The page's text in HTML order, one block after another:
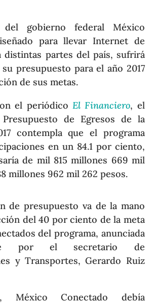
del gobierno federal México
para llevar Internet de
distintas partes del país, sufrirá
presupuesto para el año 2017
de sus metas.
el periódico El Financiero, el
de Egresos de la
contempla que el programa
en un 84.1 por ciento,
de mil 815 millones 669 mil
millones 962 mil 262 pesos.
de presupuesto va de la mano
del 40 por ciento de la meta
del programa, anunciada
por el secretario de
y Transportes, Gerardo Ruiz
México Conectado debía